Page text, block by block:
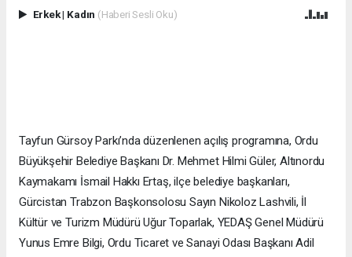
Erkek| Kadın (Haberi Sesli Oku)
Tayfun Gürsoy Parkı’nda düzenlenen açılış programına, Ordu
Büyükşehir Belediye Başkanı Dr. Mehmet Hilmi Güler, Altınordu
Kaymakamı İsmail Hakkı Ertaş, ilçe belediye başkanları,
Gürcistan Trabzon Başkonsolosu Sayın Nikoloz Lashvili, İl
Kültür ve Turizm Müdürü Uğur Toparlak, YEDAŞ Genel Müdürü
Yunus Emre Bilgi, Ordu Ticaret ve Sanayi Odası Başkanı Adil